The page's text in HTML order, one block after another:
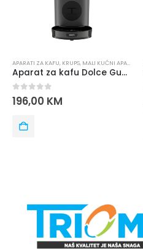
APARATI ZA KAFU, KRUPS, MALI KUĆNI APARATI
Aparat za kafu Dolce Gusto Genio S KP243B10
0out of 5
196,00 KM